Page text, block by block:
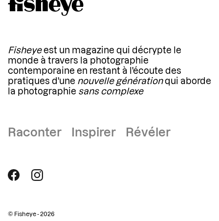
Fisheyeest un magazine qui décrypte le
monde à travers la photographie
contemporaine en restant à l'écoute des
pratiques d'une nouvelle générationqui aborde
la photographie sans complexe
Raconter Inspirer Révéler
© Fisheye - 2026